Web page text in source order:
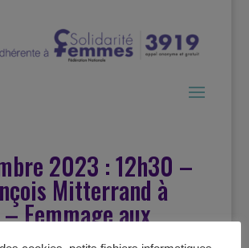
2023 : 12h30 –
Mitterrand à
Femmage aux
féminicide.